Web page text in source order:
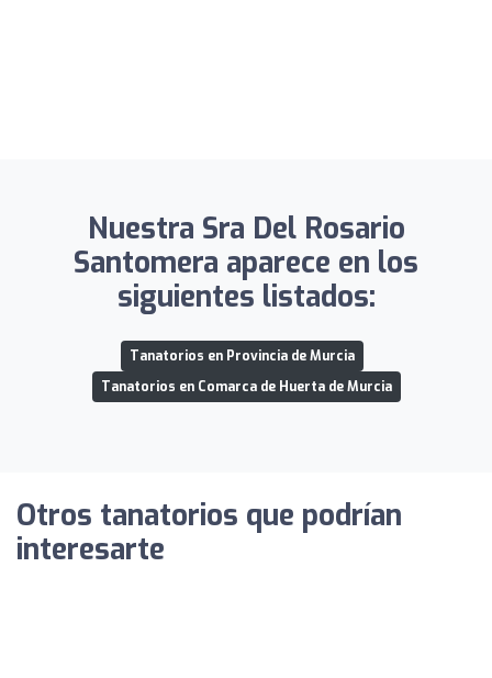
Nuestra Sra Del Rosario
Santomera aparece en los
siguientes listados:
Tanatorios en Provincia de Murcia
Tanatorios en Comarca de Huerta de Murcia
Otros tanatorios que podrían
interesarte